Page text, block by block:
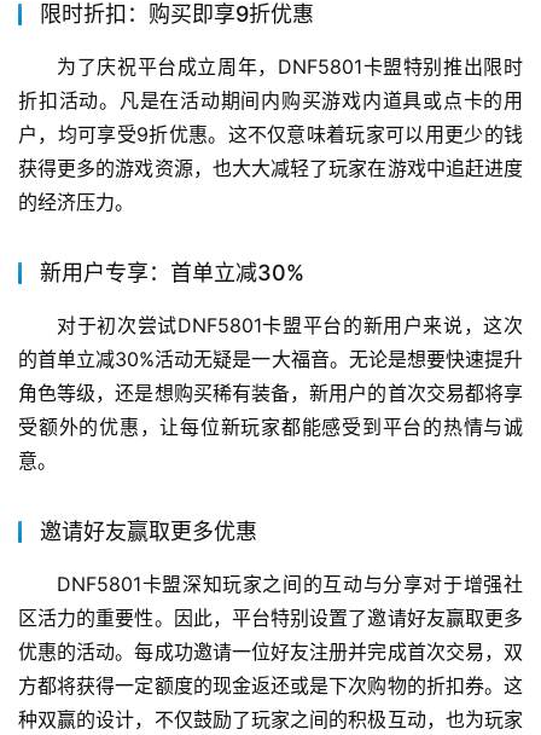
限时折扣：购买即享9折优惠
为了庆祝平台成立周年，DNF5801卡盟特别推出限时
折扣活动。凡是在活动期间内购买游戏内道具或点卡的用
户，均可享受9折优惠。这不仅意味着玩家可以用更少的钱
获得更多的游戏资源，也大大减轻了玩家在游戏中追赶进度
的经济压力。
新用户专享：首单立减30%
对于初次尝试DNF5801卡盟平台的新用户来说，这次
的首单立减30%活动无疑是一大福音。无论是想要快速提升
角色等级，还是想购买稀有装备，新用户的首次交易都将享
受额外的优惠，让每位新玩家都能感受到平台的热情与诚
意。
邀请好友赢取更多优惠
DNF5801卡盟深知玩家之间的互动与分享对于增强社
区活力的重要性。因此，平台特别设置了邀请好友赢取更多
优惠的活动。每成功邀请一位好友注册并完成首次交易，双
方都将获得一定额度的现金返还或是下次购物的折扣券。这
种双赢的设计，不仅鼓励了玩家之间的积极互动，也为玩家